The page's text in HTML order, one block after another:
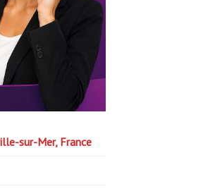
sur-Mer, France